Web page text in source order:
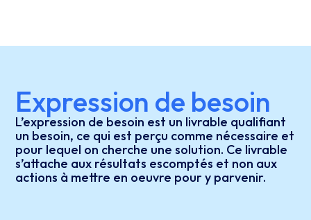
Expression de besoin
L’expression de besoin est un livrable qualifiant
un besoin, ce qui est perçu comme nécessaire et
pour lequel on cherche une solution. Ce livrable
s’attache aux résultats escomptés et non aux
actions à mettre en oeuvre pour y parvenir.